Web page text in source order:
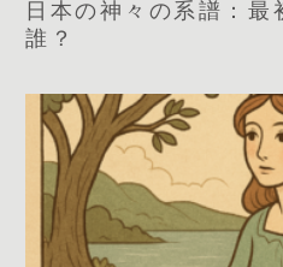
日本の神々の系譜：最
誰？